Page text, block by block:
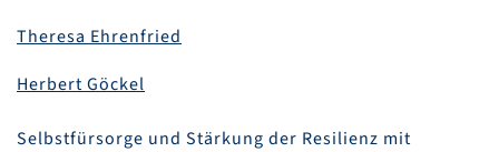
Theresa Ehrenfried
Herbert Göckel
Selbstfürsorge und Stärkung der Resilienz mit